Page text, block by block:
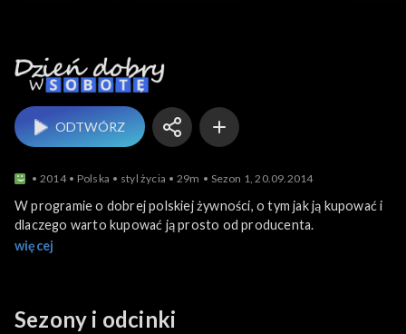
ODTWÓRZ
2014 Polska styl życia 29m Sezon 1, 20.09.2014
W programie o dobrej polskiej żywności, o tym jak ją kupować i
dlaczego warto kupować ją prosto od producenta.
więcej
Sezony i odcinki